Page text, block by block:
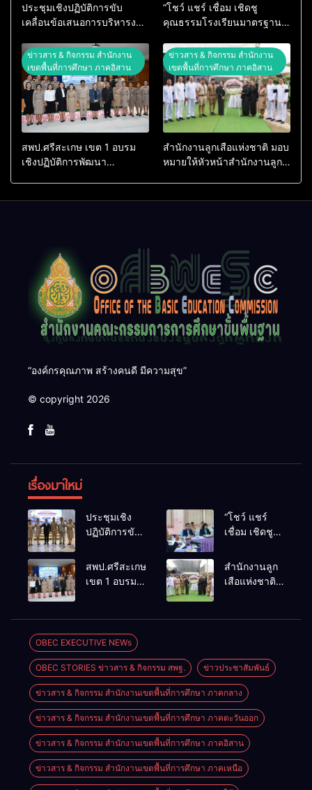
ประชุมเชิงปฏิบัติการขับ
เคลื่อนข้อเสนอการบริหารงาน
การศึกษาในภูมิภาค ของ
สำนักงานศึกษาธิการภาค 11
“โชว์ แชร์ เชื่อม เชิดชู
คุณธรรมโรงเรียนมาตรฐาน
เตรียมการจัดกิจกรรมระดับ
ภูมิภาค
ข่าวสาร & กิจกรรม สำนักงาน
เขตพื้นที่การศึกษา ภาคอิสาน
สพป.ศรีสะเกษ เขต 1 อบรม
เชิงปฏิบัติการพัฒนา
ข่าวสาร & กิจกรรม สำนักงาน
เขตพื้นที่การศึกษา ภาคอิสาน
สำนักงานลูกเสือแห่งชาติ มอบ
หมายให้หัวหน้าสำนักงานลูก
“องค์กรคุณภาพ สร้างคนดี มีความสุข”
© copyright 2026
เรื่องมาใหม่
ประชุมเชิง
ปฏิบัติการขับ
เสนอการ
บริหารงาน
ด้านการศึกษา
ในภูมิภาค
ของสำนักงาน
ศึกษาธิการ
ภาค 11
“โชว์ แชร์
เชื่อม เชิดชู
โรงเรียน
มาตรฐาน
วางแผน
ภูมิภาค
สพป.ศรีสะเกษ
เขต 1 อบรม
นิเทศภายใน
เพื่อเสริมสร้าง
สมรรถนะครู
และยกระดับ
คุณภาพผู้
เรียนอย่าง
ยั่งยืนของ
โรงเรียน
ขยายโอกาส
ทางการศึกษา
สำนักงานลูก
เสือแห่งชาติ
พวงหรีด เพื่อ
ร่วมแสดง
ความอาลัยต่อ
การจากไป
ของ รอง
ผอ.โรงเรียน
เทพศิรินทร์
นนทบุรี
OBEC EXECUTIVE NEWs
OBEC STORIES ข่าวสาร & กิจกรรม สพฐ. ข่าวประชาสัมพันธ์
ข่าวสาร & กิจกรรม สำนักงานเขตพื้นที่การศึกษา ภาคกลาง
ข่าวสาร & กิจกรรม สำนักงานเขตพื้นที่การศึกษา ภาคตะวันออก
ข่าวสาร & กิจกรรม สำนักงานเขตพื้นที่การศึกษา ภาคอิสาน
ข่าวสาร & กิจกรรม สำนักงานเขตพื้นที่การศึกษา ภาคเหนือ